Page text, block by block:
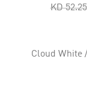
Price reduced from
KD 52.25
to
Cloud White